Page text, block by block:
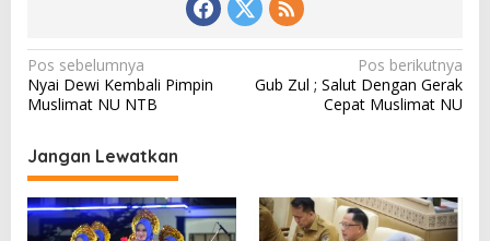
N
a
i
g
a
Pos sebelumnya
Nyai Dewi Kembali Pimpin
Muslimat NU NTB
Pos berikutnya
Gub Zul ; Salut Dengan Gerak
Cepat Muslimat NU
Jangan Lewatkan